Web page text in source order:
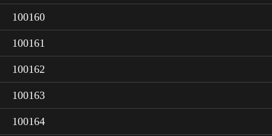
100160
100161
100162
100163
100164